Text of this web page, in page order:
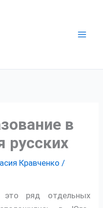
в
русских
Кравченко /
это ряд отдельных